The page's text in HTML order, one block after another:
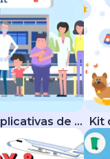
Kit de Ferramentas Explicativas de Saúde Kit